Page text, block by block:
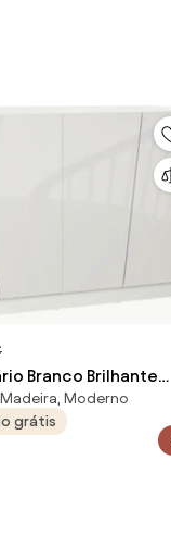
Branco Brilhante
Geométricas e
| Aosom Portugal
Moderno
grátis